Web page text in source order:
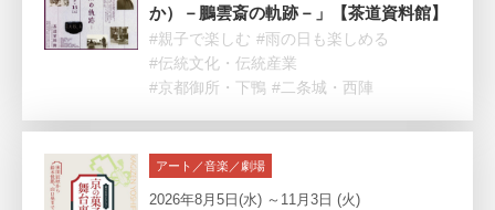
か）－鵬雲斎の軌跡－」【茶道資料館】
#親子で楽しむ #雨の日も楽しめる
#伝統文化・伝統産業
#京都御所・下鴨 #二条城・西陣
アート／音楽／劇場
2026年8月5日(水) ～11月3日 (火)